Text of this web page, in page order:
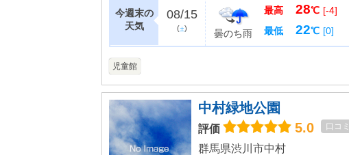
キッズランドには、ボーネル
今週末の
天気
08/15
(土) 曇のち雨
最高 28℃ [-4]
最低
22℃ [0]
児童館
中村緑地公園
評価 5.0 口コミ
群馬県渋川市中村